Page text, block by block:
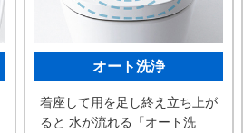
オート洗浄
着座して用を足し終え立ち上が
ると 水が流れる「オート洗